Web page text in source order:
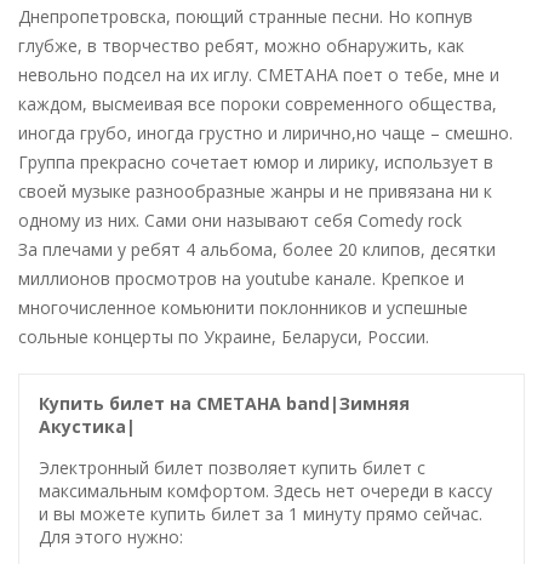
Днепропетровска, поющий странные песни. Но копнув
глубже, в творчество ребят, можно обнаружить, как
невольно подсел на их иглу. СМЕТАНА поет о тебе, мне и
каждом, высмеивая все пороки современного общества,
иногда грубо, иногда грустно и лирично,но чаще – смешно.
Группа прекрасно сочетает юмор и лирику, использует в
своей музыке разнообразные жанры и не привязана ни к
одному из них. Сами они называют себя Comedy rock
За плечами у ребят 4 альбома, более 20 клипов, десятки
миллионов просмотров на youtube канале. Крепкое и
многочисленное комьюнити поклонников и успешные
сольные концерты по Украине, Беларуси, России.
Купить билет на СМЕТАНА band|Зимняя
Акустика|
Электронный билет позволяет купить билет с
максимальным комфортом. Здесь нет очереди в кассу
и вы можете купить билет за 1 минуту прямо сейчас.
Для этого нужно: